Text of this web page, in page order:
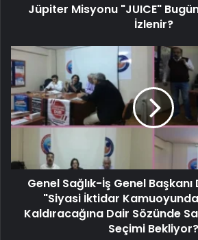
Jüpiter Misyonu "JUICE"
İzlenir?
Genel Sağlık-İş Genel
"Siyasi İktidar
Kaldıracağına Dair Sözünde
Seçimi Bekliyor?